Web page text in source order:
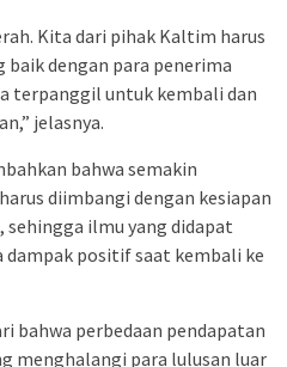
Kita dari pihak Kaltim harus
dengan para penerima
terpanggil untuk kembali dan
jelasnya.
bahwa semakin
diimbangi dengan kesiapan
ilmu yang didapat
positif saat kembali ke
bahwa perbedaan pendapatan
menghalangi para lulusan luar